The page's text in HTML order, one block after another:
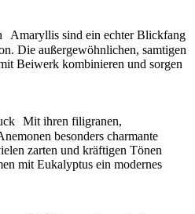
Amaryllis sind ein echter Blickfang
Die außergewöhnlichen, samtigen
Beiwerk kombinieren und sorgen
Mit ihren filigranen,
besonders charmante
zarten und kräftigen Tönen
mit Eukalyptus ein modernes